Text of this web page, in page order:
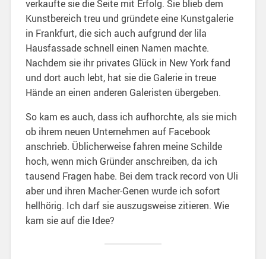
verkaufte sie die Seite mit Erfolg. Sie blieb dem
Kunstbereich treu und gründete eine Kunstgalerie
in Frankfurt, die sich auch aufgrund der lila
Hausfassade schnell einen Namen machte.
Nachdem sie ihr privates Glück in New York fand
und dort auch lebt, hat sie die Galerie in treue
Hände an einen anderen Galeristen übergeben.
So kam es auch, dass ich aufhorchte, als sie mich
ob ihrem neuen Unternehmen auf Facebook
anschrieb. Üblicherweise fahren meine Schilde
hoch, wenn mich Gründer anschreiben, da ich
tausend Fragen habe. Bei dem track record von Uli
aber und ihren Macher-Genen wurde ich sofort
hellhörig. Ich darf sie auszugsweise zitieren. Wie
kam sie auf die Idee?